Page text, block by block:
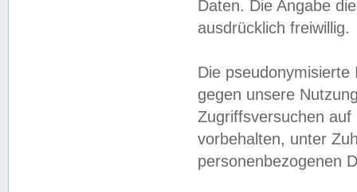
Daten. Die Angabe
ausdrücklich freiwillig.
Die
gegen unsere
Zugriffsversuchen
vorbehalten, unter
personenbezogenen